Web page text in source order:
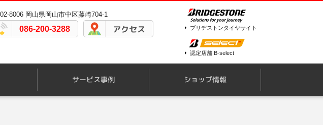
8006 岡山県岡山市中区藤崎704-1
086-200-3288 アクセス ブリヂストンタイヤサイト
認定店舗 B-select
サービス事例 ショップ情報